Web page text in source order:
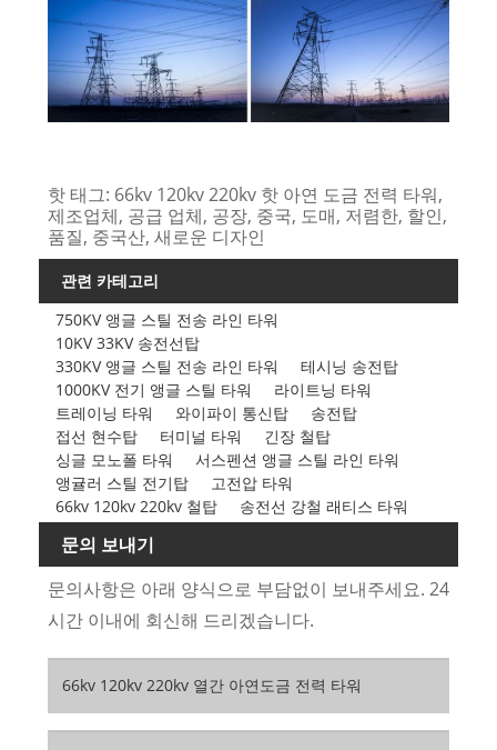
핫 태그: 66kv 120kv 220kv 핫 아연 도금 전력 타워,
제조업체, 공급 업체, 공장, 중국, 도매, 저렴한, 할인,
품질, 중국산, 새로운 디자인
관련 카테고리
750KV 앵글 스틸 전송 라인 타워
10KV 33KV 송전선탑
330KV 앵글 스틸 전송 라인 타워
테시닝 송전탑
1000KV 전기 앵글 스틸 타워
라이트닝 타워
트레이닝 타워
와이파이 통신탑
송전탑
접선 현수탑
터미널 타워
긴장 철탑
싱글 모노폴 타워
서스펜션 앵글 스틸 라인 타워
앵귤러 스틸 전기탑
고전압 타워
66kv 120kv 220kv 철탑
송전선 강철 래티스 타워
문의 보내기
문의사항은 아래 양식으로 부담없이 보내주세요. 24
시간 이내에 회신해 드리겠습니다.